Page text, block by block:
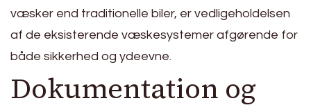
væsker end traditionelle biler, er vedligeholdelsen
af de eksisterende væskesystemer afgørende for
både sikkerhed og ydeevne.
Dokumentation og